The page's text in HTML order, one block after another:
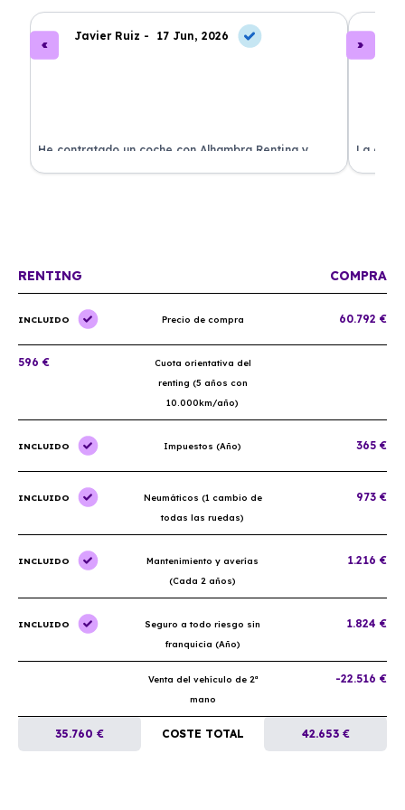
Javier Ruiz - 17 Jun, 2026
He contratado un coche con Alhambra Renting y
estoy impresionado. Todo ha sido transparente y sin
La
RENTING COMPRA
INCLUIDO Precio de compra 60.792 €
596 €
Cuota orientativa del
renting (5 años con
10.000km/año)
INCLUIDO Impuestos (Año) 365 €
INCLUIDO
Neumáticos (1 cambio de
todas las ruedas)
973 €
INCLUIDO
Mantenimiento y averías
(Cada 2 años)
1.216 €
INCLUIDO
Seguro a todo riesgo sin
franquicia (Año)
1.824 €
Venta del vehículo de 2ª
mano
-22.516 €
35.760 € COSTE TOTAL 42.653 €